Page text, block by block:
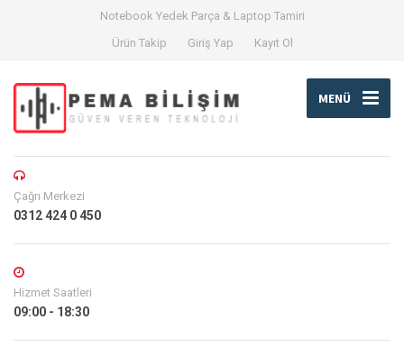
Notebook Yedek Parça & Laptop Tamiri
Ürün Takip
Giriş Yap Kayıt Ol
MENÜ
Çağrı Merkezi
0312 424 0 450
Hizmet Saatleri
09:00 - 18:30